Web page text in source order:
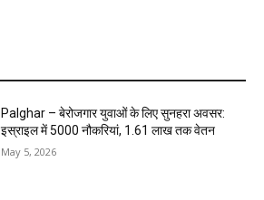
Palghar – बेरोजगार युवाओं के लिए सुनहरा अवसर:
इस्राइल में 5000 नौकरियां, ₹1.61 लाख तक वेतन
May 5, 2026